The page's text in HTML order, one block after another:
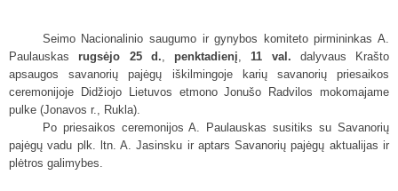
Seimo Nacionalinio saugumo ir gynybos komiteto pirmininkas A.
Paulauskas rugsėjo 25 d., penktadienį,11 val. dalyvaus Krašto
apsaugos savanorių pajėgų iškilmingoje karių savanorių priesaikos
ceremonijoje Didžiojo Lietuvos etmono Jonušo Radvilos mokomajame
pulke (Jonavos r., Rukla).
Po priesaikos ceremonijos A. Paulauskas susitiks su Savanorių
pajėgų vadu plk. ltn. A. Jasinsku ir aptars Savanorių pajėgų aktualijas ir
plėtros galimybes.